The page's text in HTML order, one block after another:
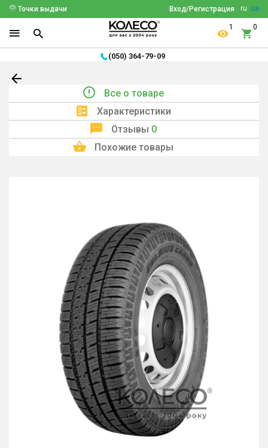
ru ua
Вход/Регистрация
Точки выдачи
1 0
(050) 364-79-09
Все о товаре
Характеристики
Отзывы 0
Похожие товары